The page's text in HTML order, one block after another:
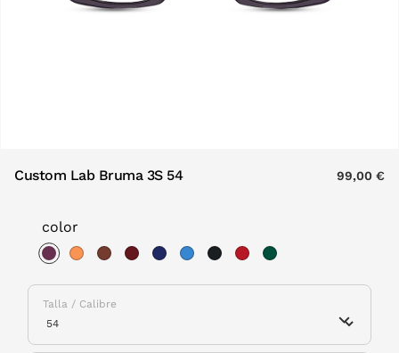
Custom Lab Bruma 3S 54 99,00 €
color
Talla / Calibre